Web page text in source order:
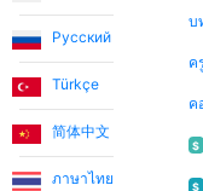
เอ็มมาสอนภาษาอัง
มาก เธอร่าเริงอยู่เส
เป็นโอกาสที่ดีมากที่ไ
เธอสอนภาษาอังกฤษ
Русский
Türkçe
简体中文
ภาษาไทย
บ
ค
ค
$
$